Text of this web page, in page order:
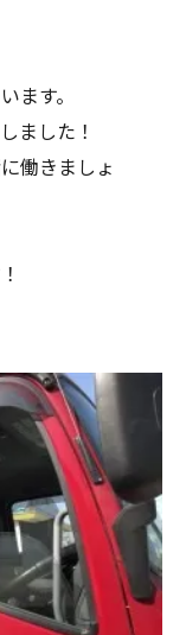
ます。
ました！
働きましょ